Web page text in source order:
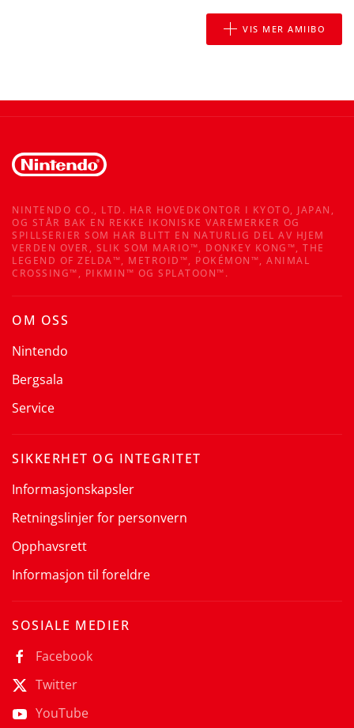
VIS MER AMIIBO
NINTENDO CO., LTD. HAR HOVEDKONTOR I KYOTO, JAPAN,
OG STÅR BAK EN REKKE IKONISKE VAREMERKER OG
SPILLSERIER SOM HAR BLITT EN NATURLIG DEL AV HJEM
VERDEN OVER, SLIK SOM MARIO™, DONKEY KONG™, THE
LEGEND OF ZELDA™, METROID™, POKÉMON™, ANIMAL
CROSSING™, PIKMIN™ OG SPLATOON™.
OM OSS
Nintendo
Bergsala
Service
SIKKERHET OG INTEGRITET
Informasjonskapsler
Retningslinjer for personvern
Opphavsrett
Informasjon til foreldre
SOSIALE MEDIER
Facebook
Twitter
YouTube